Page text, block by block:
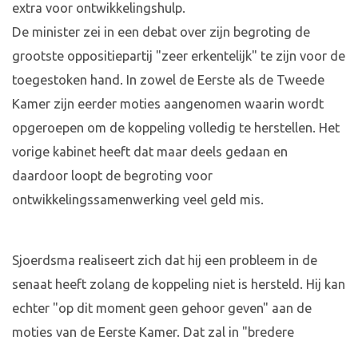
extra voor ontwikkelingshulp.
De minister zei in een debat over zijn begroting de
grootste oppositiepartij "zeer erkentelijk" te zijn voor de
toegestoken hand. In zowel de Eerste als de Tweede
Kamer zijn eerder moties aangenomen waarin wordt
opgeroepen om de koppeling volledig te herstellen. Het
vorige kabinet heeft dat maar deels gedaan en
daardoor loopt de begroting voor
ontwikkelingssamenwerking veel geld mis.
Sjoerdsma realiseert zich dat hij een probleem in de
senaat heeft zolang de koppeling niet is hersteld. Hij kan
echter "op dit moment geen gehoor geven" aan de
moties van de Eerste Kamer. Dat zal in "bredere